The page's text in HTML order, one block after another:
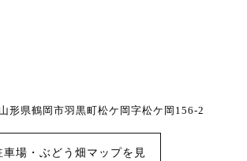
形県鶴岡市羽黒町松ケ岡字松ケ岡156-2
車場・ぶどう畑マップを見